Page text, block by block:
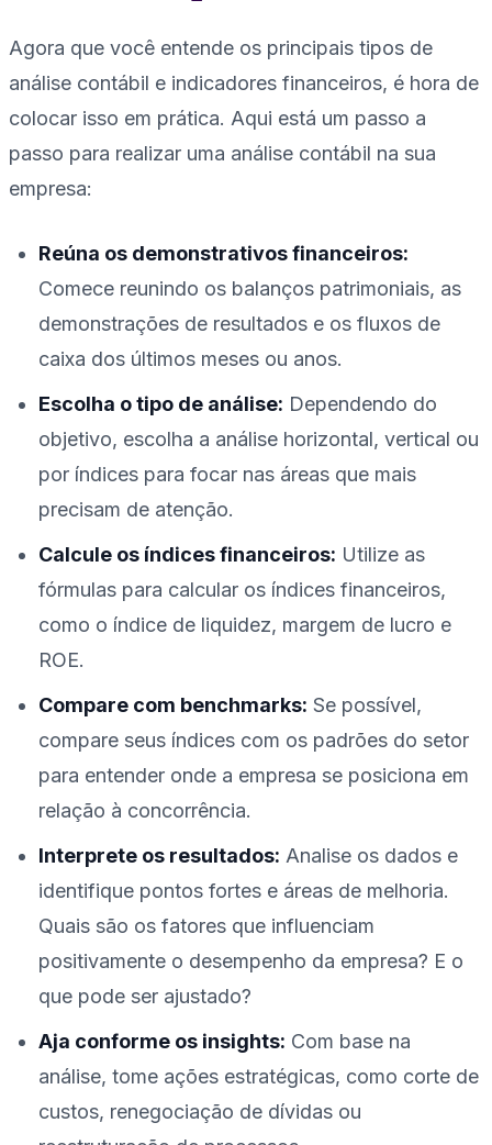
Agora que você entende os principais tipos de
análise contábil e indicadores financeiros, é hora de
colocar isso em prática. Aqui está um passo a
passo para realizar uma análise contábil na sua
empresa:
Reúna os demonstrativos financeiros:
Comece reunindo os balanços patrimoniais, as
demonstrações de resultados e os fluxos de
caixa dos últimos meses ou anos.
Escolha o tipo de análise: Dependendo do
objetivo, escolha a análise horizontal, vertical ou
por índices para focar nas áreas que mais
precisam de atenção.
Calcule os índices financeiros: Utilize as
fórmulas para calcular os índices financeiros,
como o índice de liquidez, margem de lucro e
ROE.
Compare com benchmarks: Se possível,
compare seus índices com os padrões do setor
para entender onde a empresa se posiciona em
relação à concorrência.
Interprete os resultados: Analise os dados e
identifique pontos fortes e áreas de melhoria.
Quais são os fatores que influenciam
positivamente o desempenho da empresa? E o
que pode ser ajustado?
Aja conforme os insights: Com base na
análise, tome ações estratégicas, como corte de
custos, renegociação de dívidas ou